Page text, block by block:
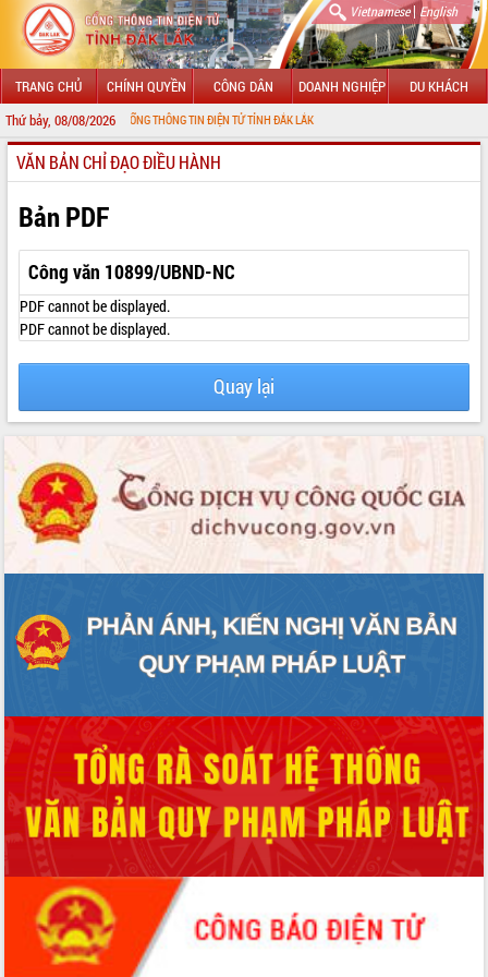
Vietnamese| English
TRANG CHỦ CHÍNH QUYỀN CÔNG DÂN DOANH NGHIỆP DU KHÁCH
Thứ bảy, 08/08/2026
ĐẾN VỚI CỔNG THÔNG TIN ĐIỆN TỬ TỈNH ĐẮK LẮK
GIỚI THIỆU
LÃNH ĐẠO UBND TỈNH
TIN TỨC SỰ KIỆN
SỞ, BAN, NGÀNH
UBND CÁC XÃ, PHƯỜNG
HỆ THỐNG VĂN BẢN
VĂN BẢN HĐND TỈNH
ĐIỂM TIN VĂN BẢN
QUY HOẠCH - KẾ HOẠCH
VĂN BẢN CHỈ ĐẠO ĐIỀU HÀNH
Bản PDF
Công văn 10899/UBND-NC
PDF cannot be displayed.
PDF cannot be displayed.
Quay lại